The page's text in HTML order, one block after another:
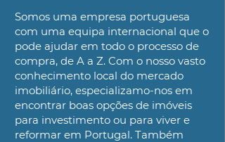
Somos uma empresa portuguesa
com uma equipa internacional que o
pode ajudar em todo o processo de
compra, de A a Z. Com o nosso vasto
conhecimento local do mercado
imobiliário, especializamo-nos em
encontrar boas opções de imóveis
para investimento ou para viver e
reformar em Portugal. Também